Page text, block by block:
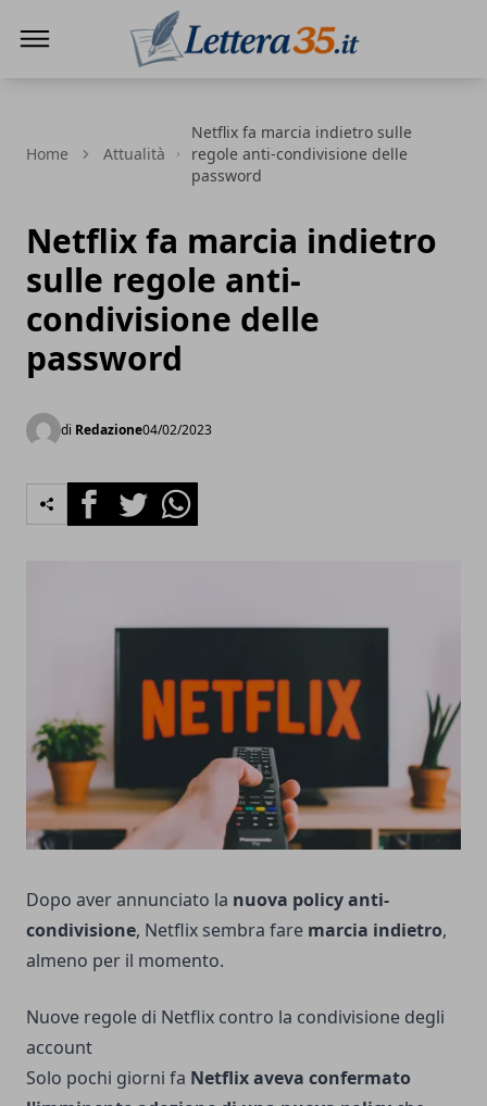
Home Attualità
Netflix fa marcia indietro sulle
regole anti-condivisione delle
password
Netflix fa marcia indietro
sulle regole anti-
condivisione delle
password
di Redazione04/02/2023
FacebookTwitterWhatsapp
Dopo aver annunciato la nuova policy anti-
condivisione, Netflix sembra fare marcia indietro,
almeno per il momento.
Nuove regole di Netflix contro la condivisione degli
account
Solo pochi giorni fa Netflix aveva confermato